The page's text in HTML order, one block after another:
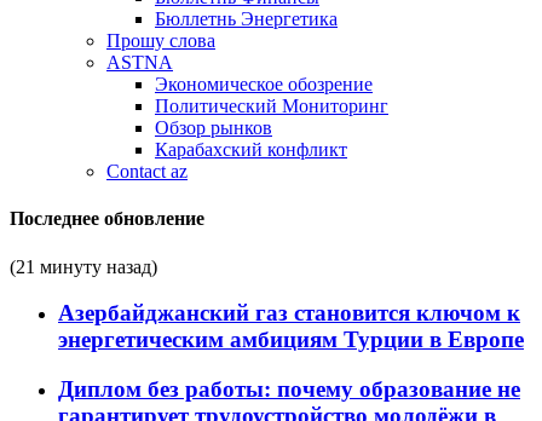
Бюллетнь Энергетика
Прошу слова
ASTNA
Экономическое обозрение
Политический Мониторинг
Обзор рынков
Карабахский конфликт
Contact az
Последнее обновление
(21 минуту назад)
Азербайджанский газ становится ключом к
энергетическим амбициям Турции в Европе
Диплом без работы: почему образование не
гарантирует трудоустройство молодёжи в